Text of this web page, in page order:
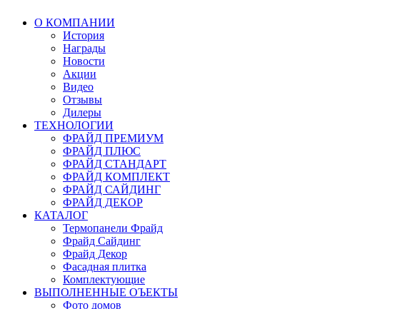
О КОМПАНИИ
История
Награды
Новости
Акции
Видео
Отзывы
Дилеры
ТЕХНОЛОГИИ
ФРАЙД ПРЕМИУМ
ФРАЙД ПЛЮС
ФРАЙД СТАНДАРТ
ФРАЙД КОМПЛЕКТ
ФРАЙД САЙДИНГ
ФРАЙД ДЕКОР
КАТАЛОГ
Термопанели Фрайд
Фрайд Сайдинг
Фрайд Декор
Фасадная плитка
Комплектующие
ВЫПОЛНЕННЫЕ ОЪЕКТЫ
Фото домов